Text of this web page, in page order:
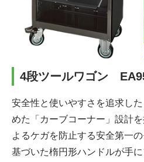
4段ツールワゴン
安全性と使いやすさを追求し
めた「カーブコーナー」設計
よるケガを防止する安全第一
基づいた楕円形ハンドルが手